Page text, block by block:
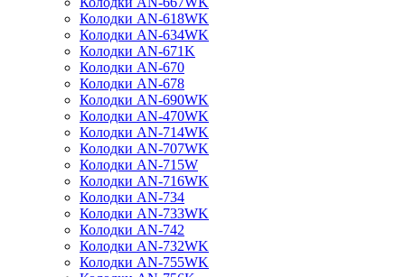
Колодки AN-618WK
Колодки AN-634WK
Колодки AN-671K
Колодки AN-670
Колодки AN-678
Колодки AN-690WK
Колодки AN-470WK
Колодки AN-714WK
Колодки AN-707WK
Колодки AN-715W
Колодки AN-716WK
Колодки AN-734
Колодки AN-733WK
Колодки AN-742
Колодки AN-732WK
Колодки AN-755WK